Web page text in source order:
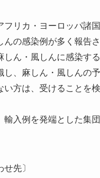
フリカ・ヨーロッパ諸
んの感染例が多く報告
しん・風しんに感染す
し、麻しん・風しんの
い方は、受けることを
輸入例を発端とした集
せ先〕